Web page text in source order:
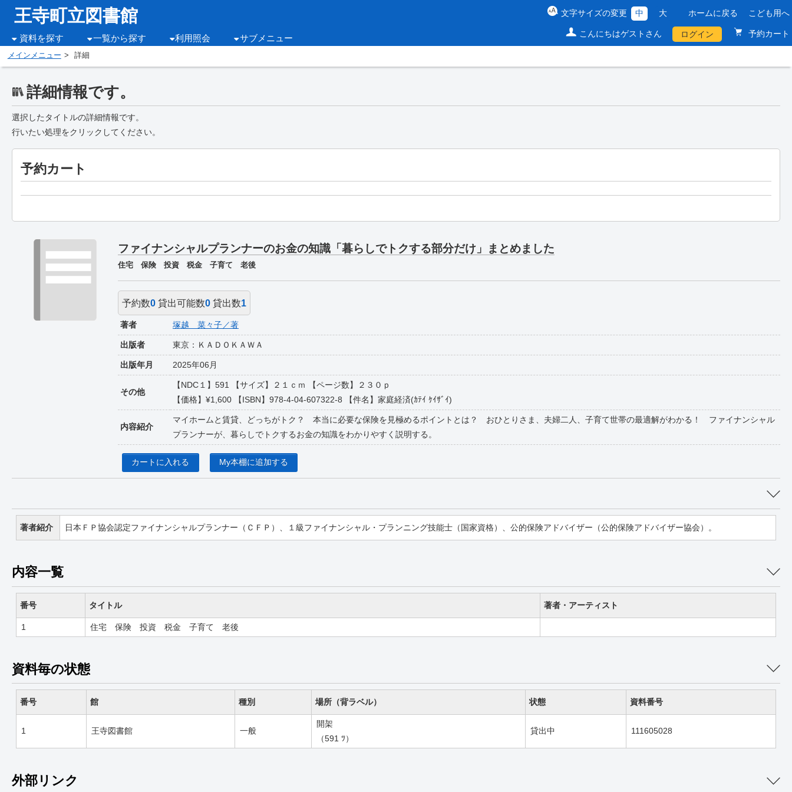
王寺町立図書館
資料を探す 一覧から探す 利用照会 サブメニュー
文字サイズの変更 中 大 ホームに戻る こども用へ
こんにちはゲストさん ログイン 予約カート
メインメニュー 詳細
詳細情報です。
選択したタイトルの詳細情報です。
行いたい処理をクリックしてください。
予約カート
ファイナンシャルプランナーのお金の知識「暮らしでトクする部分だけ」まとめました
住宅 保険 投資 税金 子育て 老後
予約数0 貸出可能数0 貸出数1
著者 塚越 菜々子／著
出版者 東京：ＫＡＤＯＫＡＷＡ
出版年月 2025年06月
その他
【NDC１】591 【サイズ】２１ｃｍ 【ページ数】２３０ｐ
【価格】¥1,600 【ISBN】978-4-04-607322-8 【件名】家庭経済(ｶﾃｲ ｹｲｻﾞｲ)
内容紹介
マイホームと賃貸、どっちがトク？ 本当に必要な保険を見極めるポイントとは？ おひとりさま、夫婦二人、子育て世帯の最適解がわかる！ ファイナンシャル
プランナーが、暮らしでトクするお金の知識をわかりやすく説明する。
カートに入れる My本棚に追加する
著者紹介 日本ＦＰ協会認定ファイナンシャルプランナー（ＣＦＰ）、１級ファイナンシャル・プランニング技能士（国家資格）、公的保険アドバイザー（公的保険アドバイザー協会）。
内容一覧
番号 タイトル 著者・アーティスト
1 住宅 保険 投資 税金 子育て 老後
資料毎の状態
番号 館 種別 場所（背ラベル） 状態 資料番号
1 王寺図書館 一般
開架
（591 ﾂ）
貸出中 111605028
外部リンク